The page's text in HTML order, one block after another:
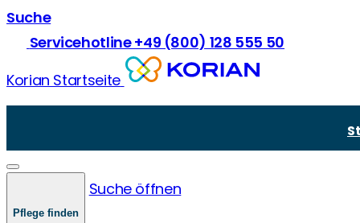
Suche
Servicehotline +49 (800) 128 555 50
Korian Startseite
Vollstationäre Pflege
Demenzpflege
Verhinderungspflege
Junge Pflege
Comorbidität
Über Korian
Unsere Werte
Zukünftige Standorte & Bauprojekte
Pflege und Prävention
Demenz und Pflege
Gesetze und Recht
Pflegegrade
Pflegekasse und -finanzierung
Pflege finden
Suche öffnen